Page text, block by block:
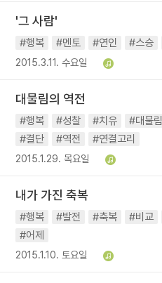
'그 사람'
#행복 #멘토 #연인 #스승
2015.3.11. 수요일
대물림의 역전
#행복 #성찰 #치유 #대물림
#결단
#역전 #연결고리
2015.1.29. 목요일
내가 가진 축복
#행복 #발전 #축복 #비교
#어제
2015.1.10. 토요일